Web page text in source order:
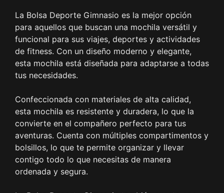
La Bolsa Deporte Gimnasio es la mejor opción
para aquellos que buscan una mochila versátil y
funcional para sus viajes, deportes y actividades
de fitness. Con un diseño moderno y elegante,
esta mochila está diseñada para adaptarse a todas
tus necesidades.
Confeccionada con materiales de alta calidad,
esta mochila es resistente y duradera, lo que la
convierte en el compañero perfecto para tus
aventuras. Cuenta con múltiples compartimentos y
bolsillos, lo que te permite organizar y llevar
contigo todo lo que necesitas de manera
ordenada y segura.